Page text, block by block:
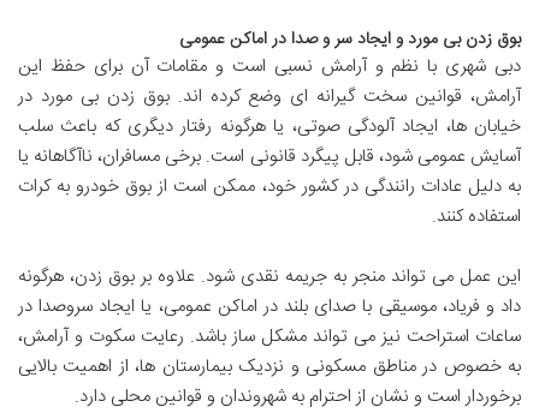
بوق زدن بی مورد و ایجاد سر و صدا در اماکن عمومی
دبی شهری با نظم و آرامش نسبی است و مقامات آن برای حفظ این
آرامش، قوانین سخت گیرانه ای وضع کرده اند. بوق زدن بی مورد در
خیابان ها، ایجاد آلودگی صوتی، یا هرگونه رفتار دیگری که باعث سلب
آسایش عمومی شود، قابل پیگرد قانونی است. برخی مسافران، ناآگاهانه یا
به دلیل عادات رانندگی در کشور خود، ممکن است از بوق خودرو به کرات
استفاده کنند.
این عمل می تواند منجر به جریمه نقدی شود. علاوه بر بوق زدن، هرگونه
داد و فریاد، موسیقی با صدای بلند در اماکن عمومی، یا ایجاد سروصدا در
ساعات استراحت نیز می تواند مشکل ساز باشد. رعایت سکوت و آرامش،
به خصوص در مناطق مسکونی و نزدیک بیمارستان ها، از اهمیت بالایی
برخوردار است و نشان از احترام به شهروندان و قوانین محلی دارد.